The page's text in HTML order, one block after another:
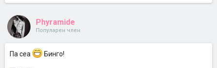
Phyramide
Популарен член
Па сеа Бинго!